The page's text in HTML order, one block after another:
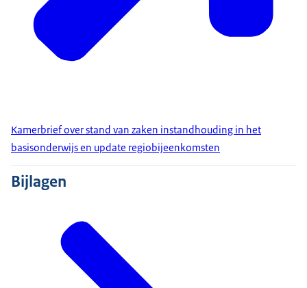
Kamerbrief over stand van zaken instandhouding in het
basisonderwijs en update regiobijeenkomsten
Bijlagen